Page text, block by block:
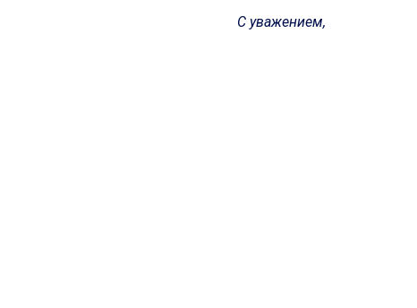
С уважением,